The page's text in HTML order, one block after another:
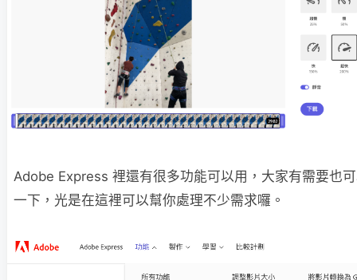
Adobe Express 裡還有很多功能可以用，大家有需要也
一下，光是在這裡可以幫你處理不少需求囉。